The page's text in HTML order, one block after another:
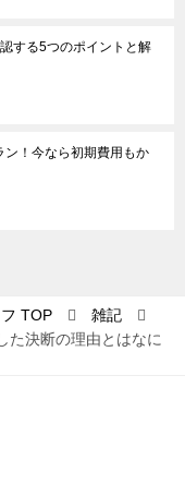
する5つのポイントと解
！今なら初期費用もか
TOP
雑記
た決断の理由とはなに